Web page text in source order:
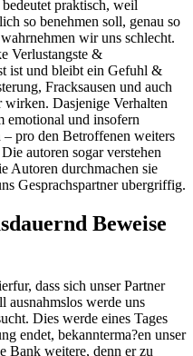
praktisch, weil
so benehmen soll, genau so
wir uns schlecht.
Verlustangste &
ist und bleibt ein Gefuhl &
Fracksausen und auch
wirken. Dasjenige Verhalten
emotional und insofern
pro den Betroffenen weiters
autoren sogar verstehen
Autoren durchmachen sie
Gesprachspartner ubergriffig.
Beweise
dass sich unser Partner
ausnahmslos werde uns
Dies werde eines Tages
endet, bekannterma?en unser
Bank weitere, denn er zu